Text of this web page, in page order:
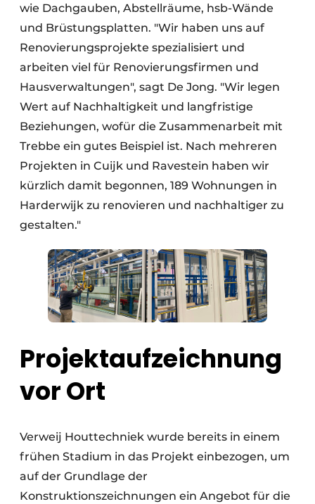
wie Dachgauben, Abstellräume, hsb-Wände
und Brüstungsplatten. "Wir haben uns auf
Renovierungsprojekte spezialisiert und
arbeiten viel für Renovierungsfirmen und
Hausverwaltungen", sagt De Jong. "Wir legen
Wert auf Nachhaltigkeit und langfristige
Beziehungen, wofür die Zusammenarbeit mit
Trebbe ein gutes Beispiel ist. Nach mehreren
Projekten in Cuijk und Ravestein haben wir
kürzlich damit begonnen, 189 Wohnungen in
Harderwijk zu renovieren und nachhaltiger zu
gestalten."
Projektaufzeichnung
vor Ort
Verweij Houttechniek wurde bereits in einem
frühen Stadium in das Projekt einbezogen, um
auf der Grundlage der
Konstruktionszeichnungen ein Angebot für die